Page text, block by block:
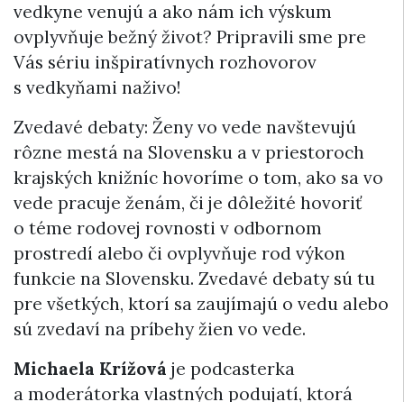
vedkyne venujú a ako nám ich výskum
ovplyvňuje bežný život? Pripravili sme pre
Vás sériu inšpiratívnych rozhovorov
s vedkyňami naživo!
Zvedavé debaty: Ženy vo vede navštevujú
rôzne mestá na Slovensku a v priestoroch
krajských knižníc hovoríme o tom, ako sa vo
vede pracuje ženám, či je dôležité hovoriť
o téme rodovej rovnosti v odbornom
prostredí alebo či ovplyvňuje rod výkon
funkcie na Slovensku. Zvedavé debaty sú tu
pre všetkých, ktorí sa zaujímajú o vedu alebo
sú zvedaví na príbehy žien vo vede.
Michaela Krížová je podcasterka
a moderátorka vlastných podujatí, ktorá